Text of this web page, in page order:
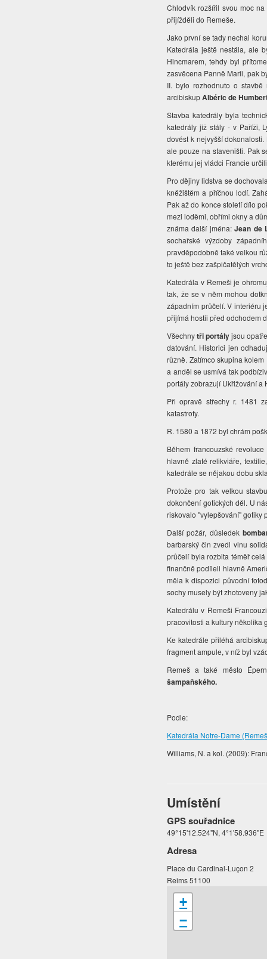
Chlodvík rozšířil svou moc
přijížděli do Remeše.
Jako první se tady nechal
Katedrála ještě nestála, ale
Hincmarem, tehdy byl
zasvěcena Panně Marii, pak
II. bylo rozhodnuto o
arcibiskupAlbéric de
Stavba katedrály byla
katedrály již stály - v Paříži,
dovést k nejvyšší
ale pouze na staveništi. Pak
kterému jej vládci Francie
Pro dějiny lidstva se
kněžištěm a příčnou lodí.
Pak až do konce století dílo
mezi loděmi, obřími okny a
známa další jména:Jean de
sochařské výzdoby
pravděpodobně také velkou
to ještě bez zašpičatělých
Katedrála v Remeši je
tak, že se v něm mohou
západním průčelí. V interiéru
přijímá hostii před odchodem
Všechnytři portályjsou
datování. Historici jen
různě. Zatímco skupina
a anděl se usmívá tak
portály zobrazují Ukřižování a
Při opravě střechy r. 1481
katastrofy.
R. 1580 a 1872 byl chrám
Během francouzské revoluce
hlavně zlaté relikviáře,
katedrále se nějakou dobu
Protože pro tak velkou
dokončení gotických děl. U
riskovalo "vylepšování" gotiky
Další požár, důsledek
barbarský čin zvedl vlnu
průčelí byla rozbita téměř
finančně podíleli hlavně
měla k dispozici původní
sochy musely být zhotoveny
Katedrálu v Remeši
pracovitosti a kultury
Ke katedrále přiléhá
fragment ampule, v níž byl
Remeš a také město
šampaňského.
Podle:
Katedrála Notre-Dame
Williams, N. a kol. (2009):
Umístění
GPS souřadnice
49°15'12.524"N, 4°1'58.936"E
Adresa
Place du Cardinal-Luçon 2
Reims 51100
+
−